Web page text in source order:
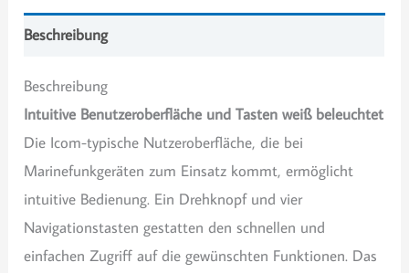
Beschreibung
Beschreibung
Intuitive Benutzeroberfläche und Tasten weiß beleuchtet
Die Icom-typische Nutzeroberfläche, die bei
Marinefunkgeräten zum Einsatz kommt, ermöglicht
intuitive Bedienung. Ein Drehknopf und vier
Navigationstasten gestatten den schnellen und
einfachen Zugriff auf die gewünschten Funktionen. Das